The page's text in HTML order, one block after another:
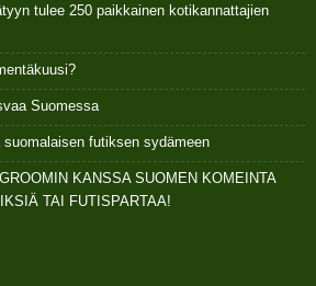
tulee 250 paikkainen kotikannattajien
Suomessa
futiksen sydämeen
KANSSA SUOMEN KOMEINTA
TAI FUTISPARTAA!